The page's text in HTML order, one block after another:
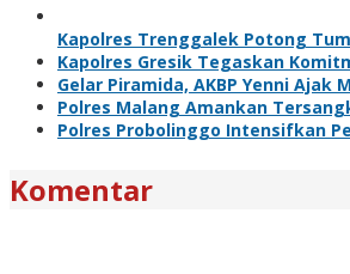
Kapolres Trenggalek Potong
Kapolres Gresik Tegaskan
Gelar Piramida, AKBP Yenni Ajak
Polres Malang Amankan
Polres Probolinggo Intensifkan
Komentar